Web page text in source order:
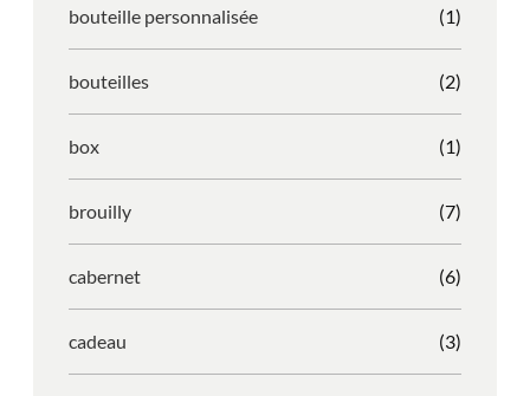
bouteille personnalisée (1)
bouteilles (2)
box (1)
brouilly (7)
cabernet (6)
cadeau (3)